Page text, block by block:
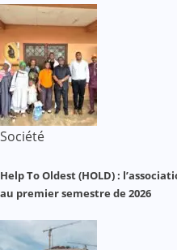
Société
Help To Oldest (HOLD) :
au premier semestre de 2026